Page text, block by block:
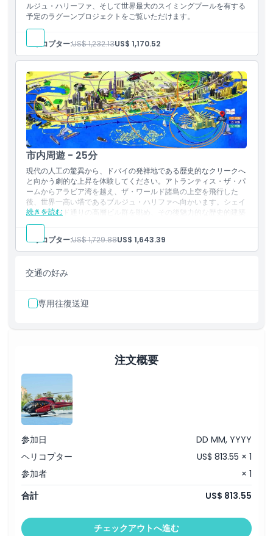
ルジュ・ハリーファ、そして世界最大のスイミングプールを有する
予定のラグーンプロジェクトをご覧いただけます。
ヘリコプター:US$ 1,232.13US$ 1,170.52
市内周遊 - 25分
現代の人工の驚異から、ドバイの発祥地である歴史的なクリークへ
と向かう劇的な上昇を体験してください。アトランティス・ザ・パ
ームからアラビア湾を越え、ザ・ワールド諸島の上空を飛行した
後、世界一高い塔であるブルジュ・ハリファへ向かいます。シェイ
ク・ザイード通りの高層ビル群を眺め、その後魅力的な歴史的建築
が並ぶドバイ・クリークに驚嘆してください。帰路ではポート・ラ
ルジュ・アル・アラブを経て内陸へ曲がり、ジェベル・アリ競馬
場、エミレーツ・リビング、ジュメイラ・レイク・タワーズ、ドバ
続きを読む
ヘリコプター:US$ 1,729.88US$ 1,643.39
交通の好み
専用往復送迎
注文概要
参加日
DD MM, YYYY
ヘリコプター
US$ 813.55 × 1
参加者
× 1
合計
US$ 813.55
チェックアウトへ進む